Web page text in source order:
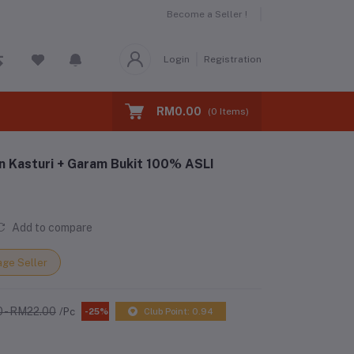
Become a Seller !
Login Registration
RM0.00 (0 Items)
Kasturi + Garam Bukit 100% ASLI
Add to compare
Seller
- RM22.00 /Pc -25% Club Point: 0.94